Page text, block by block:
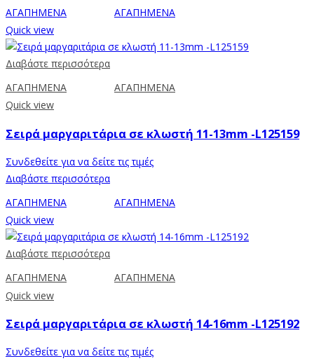
ΑΓΑΠΗΜΕΝΑ
ΑΓΑΠΗΜΕΝΑ
Quick view
Διαβάστε περισσότερα
ΑΓΑΠΗΜΕΝΑ
ΑΓΑΠΗΜΕΝΑ
Quick view
Σειρά μαργαριτάρια σε κλωστή 11-13mm -L125159
Συνδεθείτε για να δείτε τις τιμές
Διαβάστε περισσότερα
ΑΓΑΠΗΜΕΝΑ
ΑΓΑΠΗΜΕΝΑ
Quick view
Διαβάστε περισσότερα
ΑΓΑΠΗΜΕΝΑ
ΑΓΑΠΗΜΕΝΑ
Quick view
Σειρά μαργαριτάρια σε κλωστή 14-16mm -L125192
Συνδεθείτε για να δείτε τις τιμές